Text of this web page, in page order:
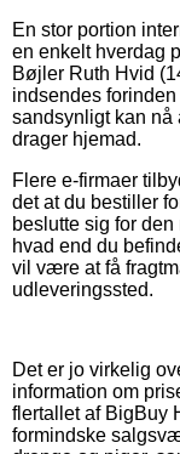
En stor portion
en enkelt hverdag
Bøjler Ruth Hvid
indsendes
sandsynligt kan nå
drager hjemad.
Flere e-firmaer
det at du bestiller
beslutte sig for
hvad end du
vil være at få
udleveringssted.
Det er jo virkelig
information om
flertallet af BigBuy
formindske